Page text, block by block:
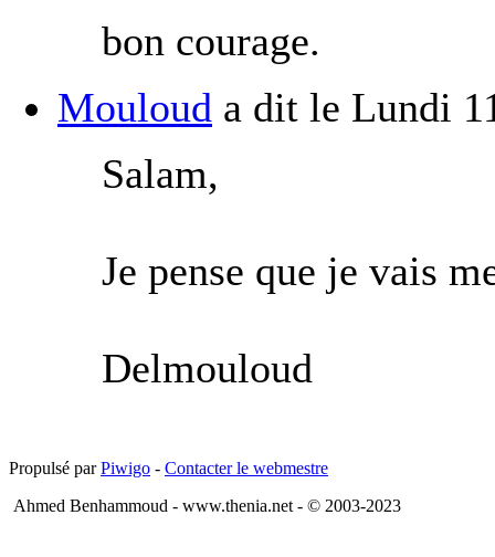
bon courage.
Mouloud a dit le Lundi
Salam,
Je pense que je vais
Delmouloud
Propulsé parPiwigo - Contacter le webmestre
Ahmed Benhammoud - www.thenia.net - © 2003-2023